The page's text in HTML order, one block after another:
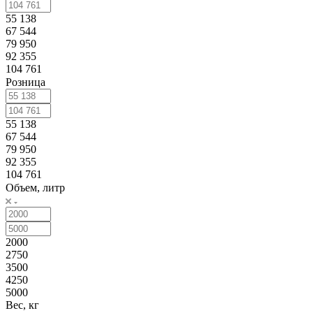
55 138
67 544
79 950
92 355
104 761
Розница
55 138
67 544
79 950
92 355
104 761
Объем, литр
2000
2750
3500
4250
5000
Вес, кг